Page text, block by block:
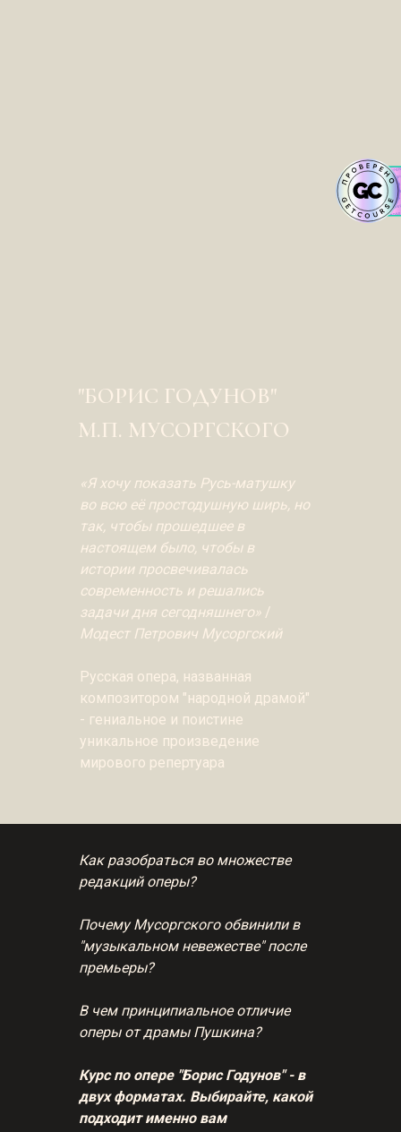
"БОРИС ГОДУНОВ"
М.П. МУСОРГСКОГО
«Я хочу показать Русь-матушку
во всю её простодушную ширь, но
так, чтобы прошедшее в
настоящем было, чтобы в
истории просвечивалась
современность и решались
задачи дня сегодняшнего» /
Модест Петрович Мусоргский
Русская опера, названная
композитором "народной драмой"
- гениальное и поистине
уникальное произведение
мирового репертуара
Как разобраться во множестве
редакций оперы?
Почему Мусоргского обвинили в
"музыкальном невежестве" после
премьеры?
В чем принципиальное отличие
оперы от драмы Пушкина?
Курс по опере "Борис Годунов" - в
двух форматах. Выбирайте, какой
подходит именно вам